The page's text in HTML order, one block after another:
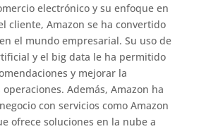
electrónico y su enfoque en
cliente, Amazon se ha convertido
el mundo empresarial. Su uso de
y el big data le ha permitido
y mejorar la
Además, Amazon ha
con servicios como Amazon
ofrece soluciones en la nube a